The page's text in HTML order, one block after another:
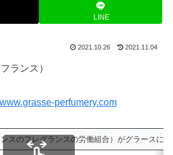
LINE
2021.10.26 2021.11.04
ランス）
perfumery.com
ンスのフレグランスの労働組合）がグラースに